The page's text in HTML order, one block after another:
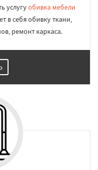
услугуобивка мебели
в себя обивку ткани,
ремонт каркаса.